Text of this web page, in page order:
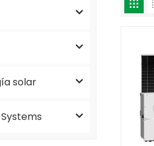
solar